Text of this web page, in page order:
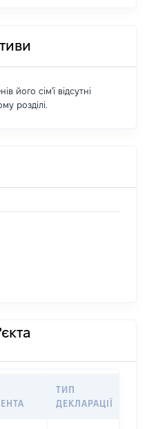
його сім'ї відсутні
розділі.
ТИП
ДЕКЛАРАЦІЇ